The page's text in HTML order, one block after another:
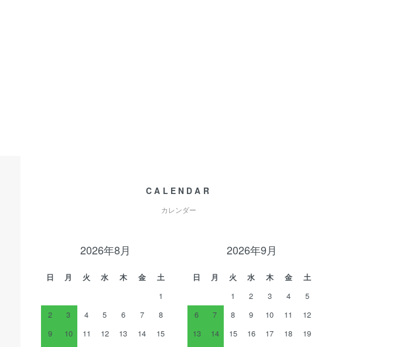
CALENDAR
カレンダー
2026年8月
日 月 火 水 木 金
土
1
2
3 4 5 6 7
8
9
10 11 12 13 14
15
2026年9月
日 月 火 水 木 金
土
1
2 3 4
5
6
7 8 9 10 11
12
13
14 15 16 17 18
19